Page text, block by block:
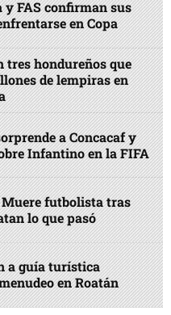
y FAS confirman sus
en Copa
tres hondureños que
de lempiras en
a Concacaf y
Infantino en la FIFA
futbolista tras
lo que pasó
a guía turística
en Roatán